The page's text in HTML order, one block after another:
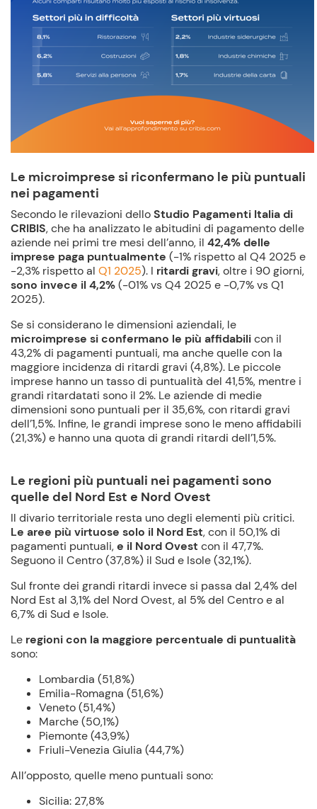
Le microimprese si riconfermano le più puntuali
nei pagamenti
Secondo le rilevazioni delloStudio Pagamenti Italia di
CRIBIS, che ha analizzato le abitudini di pagamento delle
aziende nei primi tre mesi dell’anno, il 42,4% delle
imprese paga puntualmente (-1% rispetto al Q4 2025 e
-2,3% rispetto al Q1 2025). I ritardi gravi, oltre i 90 giorni,
sono invece il 4,2%(-01% vs Q4 2025 e -0,7% vs Q1
2025).
Se si considerano le dimensioni aziendali, le
microimprese si confermano le più affidabilicon il
43,2% di pagamenti puntuali, ma anche quelle con la
maggiore incidenza di ritardi gravi (4,8%). Le piccole
imprese hanno un tasso di puntualità del 41,5%, mentre i
grandi ritardatati sono il 2%. Le aziende di medie
dimensioni sono puntuali per il 35,6%, con ritardi gravi
dell’1,5%. Infine, le grandi imprese sono le meno affidabili
(21,3%) e hanno una quota di grandi ritardi dell’1,5%.
Le regioni più puntuali nei pagamenti sono
quelle del Nord Est e Nord Ovest
Il divario territoriale resta uno degli elementi più critici.
Le aree più virtuose solo il Nord Est, con il 50,1% di
pagamenti puntuali,e il Nord Ovest con il 47,7%.
Seguono il Centro (37,8%) il Sud e Isole (32,1%).
Sul fronte dei grandi ritardi invece si passa dal 2,4% del
Nord Est al 3,1% del Nord Ovest, al 5% del Centro e al
6,7% di Sud e Isole.
Le regioni con la maggiore percentuale di puntualità
sono:
Lombardia (51,8%)
Emilia-Romagna (51,6%)
Veneto (51,4%)
Marche (50,1%)
Piemonte (43,9%)
Friuli-Venezia Giulia (44,7%)
All’opposto, quelle meno puntuali sono:
Sicilia: 27,8%